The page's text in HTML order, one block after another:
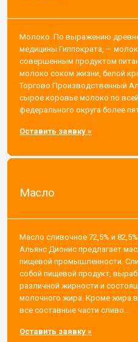
Молоко. По выражению
медицины Гиппократа, —
совершенным продуктом
молоко соком жизни, белой
Торгово Производственный
сырое коровье молоко по
федерального округа более
Оставить заявку »
Масло
Масло сливочное 72,5% и
Альянс Дионис предлагает
пищевой промышленности.
собой пищевой продукт,
различной жирности и
молочного жира. Кроме жира
все составные части сливо…
Оставить заявку »